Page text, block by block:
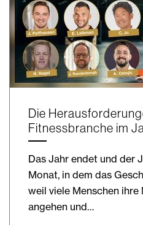
Die
Fitnessbranche im
Das Jahr endet und der
Monat, in dem das
weil viele Menschen ihre
angehen und…